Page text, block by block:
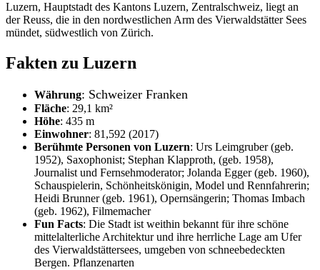
Luzern, Hauptstadt des Kantons Luzern, Zentralschweiz, liegt an
der Reuss, die in den nordwestlichen Arm des Vierwaldstätter Sees
mündet, südwestlich von Zürich.
Fakten zu Luzern
Währung: Schweizer Franken
Fläche: 29,1 km²
Höhe: 435 m
Einwohner: 81,592 (2017)
Berühmte Personen von Luzern: Urs Leimgruber (geb.
1952), Saxophonist; Stephan Klapproth, (geb. 1958),
Journalist und Fernsehmoderator; Jolanda Egger (geb. 1960),
Schauspielerin, Schönheitskönigin, Model und Rennfahrerin;
Heidi Brunner (geb. 1961), Opernsängerin; Thomas Imbach
(geb. 1962), Filmemacher
Fun Facts: Die Stadt ist weithin bekannt für ihre schöne
mittelalterliche Architektur und ihre herrliche Lage am Ufer
des Vierwaldstättersees, umgeben von schneebedeckten
Bergen. Pflanzenarten